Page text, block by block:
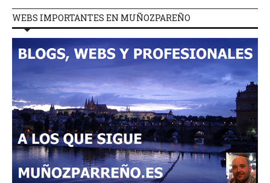
WEBS IMPORTANTES EN MUÑOZPAREÑO